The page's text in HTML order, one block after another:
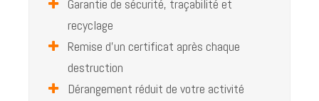
Garantie de sécurité, traçabilité et
recyclage
Remise d'un certificat après chaque
destruction
Dérangement réduit de votre activité